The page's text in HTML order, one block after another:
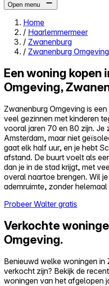
Open menu
Close menu
Zelf kopen
Reviews
Prijzen
Log in
Probeer Walter gratis
Home
/ Haarlemmermeer
/ Zwanenburg
/ Zwanenburg Omgeving
Een woning kopen
Omgeving,
Zwanenburg Omgeving is
veel gezinnen met kinderen
vooral jaren 70 en 80 zijn. Je
Amsterdam, maar niet
gaat elk half uur, en je hebt
afstand. De buurt voelt als
dan je in de stad krijgt, met
overal naartoe brengen. Wil
ademruimte, zonder
Probeer Walter gratis
Verkochte
Omgeving.
Benieuwd welke woningen in
verkocht zijn? Bekijk de
woningen van het afgelopen